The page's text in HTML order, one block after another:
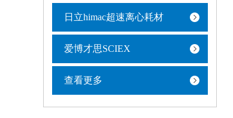
日立himac超速离心耗材
爱博才思SCIEX
查看更多